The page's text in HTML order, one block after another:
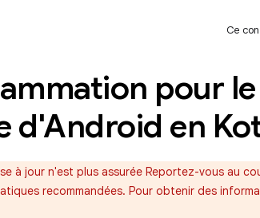
Ce
pour
d'Android en
à jour n'est plus assurée Reportez-vous au
recommandées. Pour obtenir des